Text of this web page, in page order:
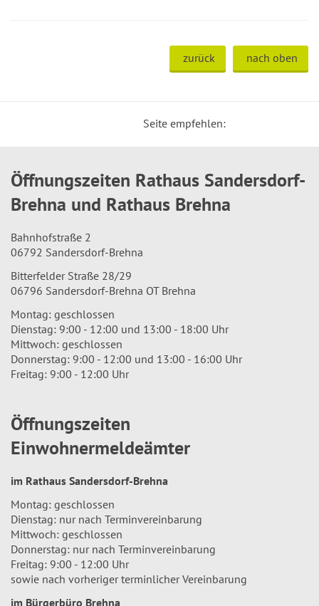
zurück nach oben
Seite empfehlen:
Öffnungszeiten Rathaus Sandersdorf-
Brehna und Rathaus Brehna
Bahnhofstraße 2
06792 Sandersdorf-Brehna
Bitterfelder Straße 28/29
06796 Sandersdorf-Brehna OT Brehna
Montag: geschlossen
Dienstag: 9:00 - 12:00 und 13:00 - 18:00 Uhr
Mittwoch: geschlossen
Donnerstag: 9:00 - 12:00 und 13:00 - 16:00 Uhr
Freitag: 9:00 - 12:00 Uhr
Öffnungszeiten
Einwohnermeldeämter
im Rathaus Sandersdorf-Brehna
Montag: geschlossen
Dienstag: nur nach Terminvereinbarung
Mittwoch: geschlossen
Donnerstag: nur nach Terminvereinbarung
Freitag: 9:00 - 12:00 Uhr
sowie nach vorheriger terminlicher Vereinbarung
im Bürgerbüro Brehna